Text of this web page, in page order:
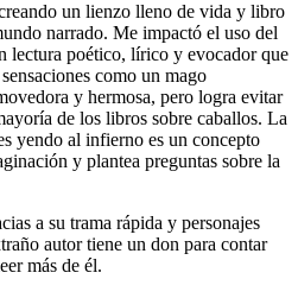
un lienzo lleno de vida y libro
narrado. Me impactó el uso del
lectura poético, lírico y evocador que
como un mago
y hermosa, pero logra evitar
de los libros sobre caballos. La
yendo al infierno es un concepto
y plantea preguntas sobre la
a su trama rápida y personajes
autor tiene un don para contar
más de él.